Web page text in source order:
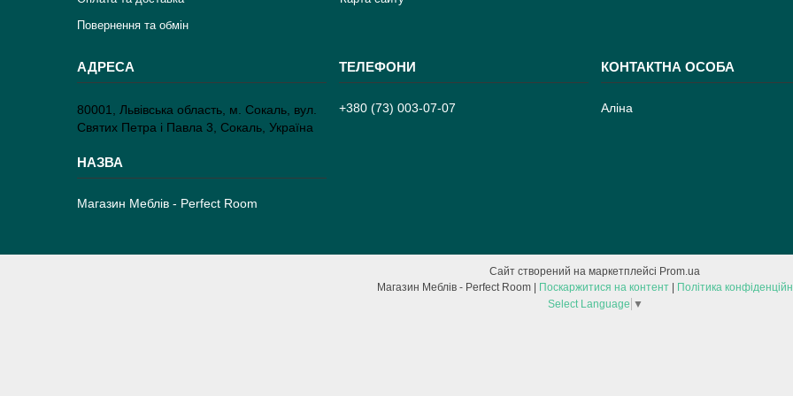
Повернення та обмін
80001, Львівська область, м. Сокаль, вул.
Святих Петра і Павла 3, Сокаль, Україна
Магазин Меблів - Perfect Room
+380 (73) 003-07-07 Аліна
Сайт створений на маркетплейсі Prom.ua
Поскаржитися на контент
Політика
Select Language ▼